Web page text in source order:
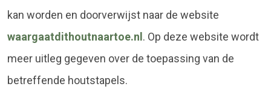
kan worden en doorverwijst naar de website
waargaatdithoutnaartoe.nl. Op deze website wordt
meer uitleg gegeven over de toepassing van de
betreffende houtstapels.